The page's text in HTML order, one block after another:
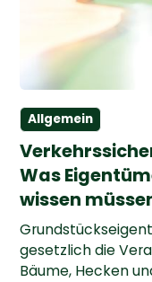
Allgemein
Was
wissen
gesetzlich die
Bäume, Hecken